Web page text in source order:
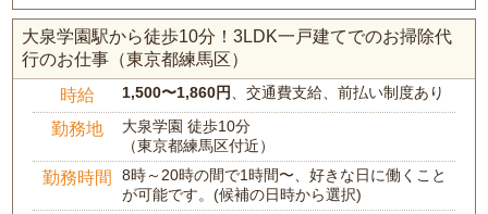
大泉学園駅から徒歩10分！3LDK一戸建てでのお掃除代
行のお仕事（東京都練馬区）
時給 1,500〜1,860円、交通費支給、前払い制度あり
勤務地
大泉学園 徒歩10分
（東京都練馬区付近）
勤務時間
8時～20時の間で1時間〜、好きな日に働くこと
が可能です。(候補の日時から選択)